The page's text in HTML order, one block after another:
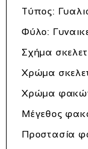
Τύπος:
Φύλο:
Σχήμα
Χρώμα
Χρώμα
Μέγεθος
Προστασία